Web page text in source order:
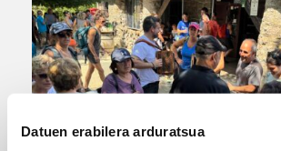
Datuen erabilera arduratsua